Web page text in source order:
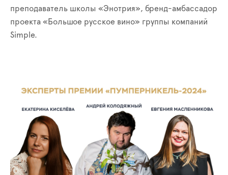
преподаватель школы «Энотрия», бренд-амбассадор
проекта «Большое русское вино» группы компаний
Simple.